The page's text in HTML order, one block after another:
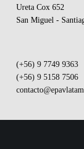
Ureta Cox 652
San Miguel -
(+56) 9 7749 9363
(+56) 9 5158 7506